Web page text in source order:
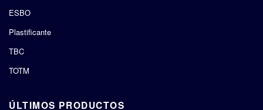
ESBO
Plastificante
TBC
TOTM
ÚLTIMOS PRODUCTOS